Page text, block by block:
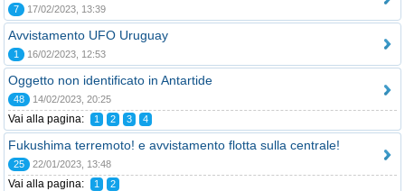
7 17/02/2023, 13:39
Avvistamento UFO Uruguay
1 16/02/2023, 12:53
Oggetto non identificato in Antartide
48 14/02/2023, 20:25
Vai alla pagina: 1 2 3 4
Fukushima terremoto! e avvistamento flotta sulla centrale!
25 22/01/2023, 13:48
Vai alla pagina: 1 2